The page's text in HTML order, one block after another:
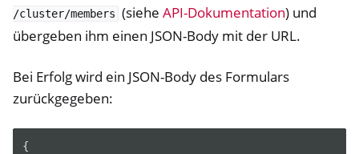
/cluster/members (siehe API-Dokumentation) und
übergeben ihm einen JSON-Body mit der URL.
Bei Erfolg wird ein JSON-Body des Formulars
zurückgegeben:
{